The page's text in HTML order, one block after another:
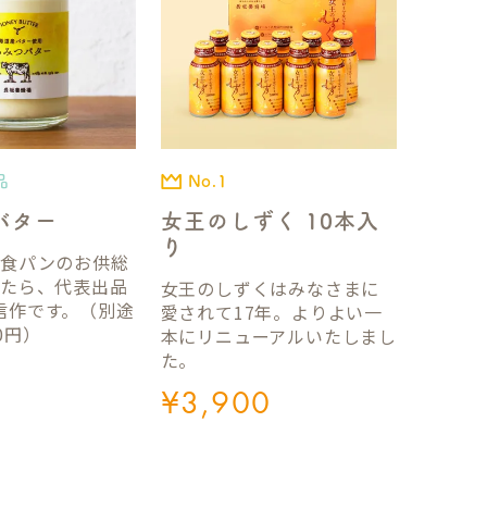
ター
パンのお供総
ら、代表出品
作です。（別途
）
No.1
女王のしずく 10本入
り
女王のしずくはみなさまに
愛されて17年。よりよい一
本にリニューアルいたしまし
た。
¥3,900